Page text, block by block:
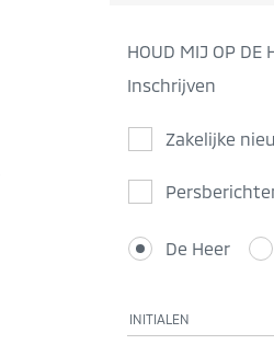
HOUD MIJ OP DE
Inschrijven
Zakelijke
De Heer
INITIALEN